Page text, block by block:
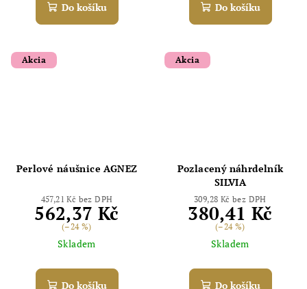
Do košíku Do košíku
Akcia
Perlové náušnice AGNEZ
457,21 Kč bez DPH
562,37 Kč
(–24 %)
Skladem
Do košíku
Akcia
Pozlacený náhrdelník
SILVIA
309,28 Kč bez DPH
380,41 Kč
(–24 %)
Skladem
Do košíku